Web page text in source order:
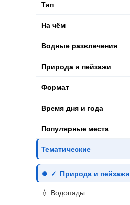
Тип
На чём
Водные развлечения
Природа и пейзажи
Формат
Время дня и года
Популярные места
Тематические
Природа и пейзажи
Водопады